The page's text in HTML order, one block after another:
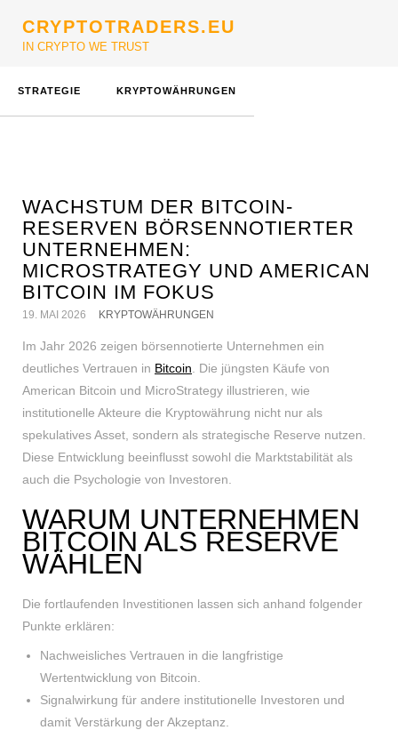
CRYPTOTRADERS.EU
IN CRYPTO WE TRUST
STRATEGIE KRYPTOWÄHRUNGEN
WACHSTUM DER BITCOIN-
RESERVEN BÖRSENNOTIERTER
UNTERNEHMEN:
MICROSTRATEGY UND AMERICAN
BITCOIN IM FOKUS
19. MAI 2026 KRYPTOWÄHRUNGEN
Im Jahr 2026 zeigen börsennotierte Unternehmen ein
deutliches Vertrauen in Bitcoin . Die jüngsten Käufe von
American Bitcoin und MicroStrategy illustrieren, wie
institutionelle Akteure die Kryptowährung nicht nur als
spekulatives Asset, sondern als strategische Reserve nutzen.
Diese Entwicklung beeinflusst sowohl die Marktstabilität als
auch die Psychologie von Investoren.
WARUM UNTERNEHMEN
BITCOIN ALS RESERVE
WÄHLEN
Die fortlaufenden Investitionen lassen sich anhand folgender
Punkte erklären:
Nachweisliches Vertrauen in die langfristige
Wertentwicklung von Bitcoin.
Signalwirkung für andere institutionelle Investoren und
damit Verstärkung der Akzeptanz.